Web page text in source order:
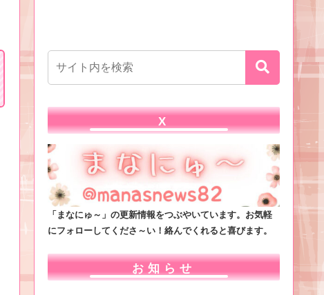
X
「まなにゅ～」の更新情報をつぶやいています。お気軽
にフォローしてくださ～い！絡んでくれると喜びます。
お知らせ